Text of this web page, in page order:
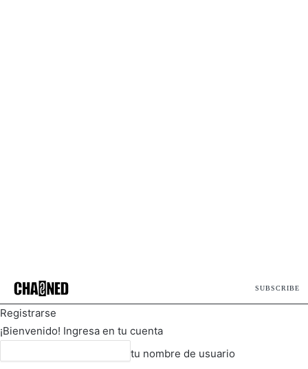
SUBSCRIBE
Registrarse
¡Bienvenido! Ingresa en tu cuenta
tu nombre de usuario